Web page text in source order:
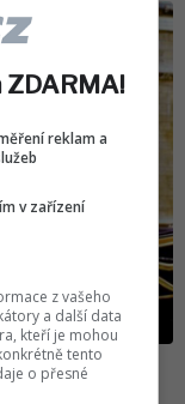
ZDARMA!
reklam a
v zařízení
z vašeho
a další data
kteří je mohou
tento
o přesné